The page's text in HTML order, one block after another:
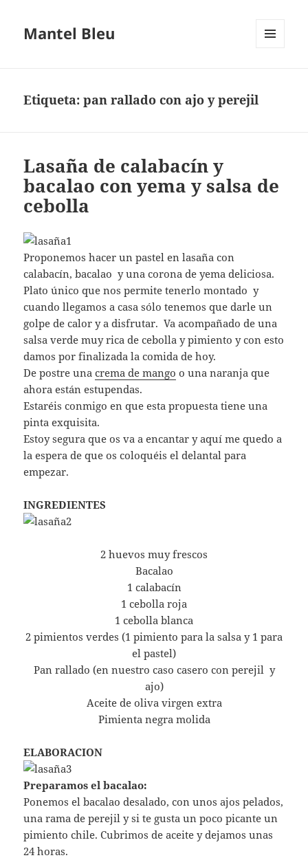
Mantel Bleu
Etiqueta:pan rallado con ajo y perejil
Lasaña de calabacín y
bacalao con yema y salsa de
cebolla
Proponemos hacer un pastel en lasaña con
calabacín, bacalao y una corona de yema deliciosa.
Plato único que nos permite tenerlo montado y
cuando llegamos a casa sólo tenemos que darle un
golpe de calor y a disfrutar. Va acompañado de una
salsa verde muy rica de cebolla y pimiento y con esto
damos por finalizada la comida de hoy.
De postre unacrema de mango o una naranja que
ahora están estupendas.
Estaréis conmigo en que esta propuesta tiene una
pinta exquisita.
Estoy segura que os va a encantar y aquí me quedo a
la espera de que os coloquéis el delantal para
empezar.
INGREDIENTES
2 huevos muy frescos
Bacalao
1 calabacín
1 cebolla roja
1 cebolla blanca
2 pimientos verdes (1 pimiento para la salsa y 1 para
el pastel)
Pan rallado (en nuestro caso casero con perejil y
ajo)
Aceite de oliva virgen extra
Pimienta negra molida
ELABORACION
Preparamos el bacalao:
Ponemos el bacalao desalado, con unos ajos pelados,
una rama de perejil y si te gusta un poco picante un
pimiento chile. Cubrimos de aceite y dejamos unas
24 horas.